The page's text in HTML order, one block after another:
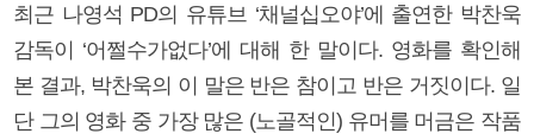
최근 나영석 PD의 유튜브 ‘채널십오야’에 출연한 박찬욱
감독이 ‘어쩔수가없다’에 대해 한 말이다. 영화를 확인해
본 결과, 박찬욱의 이 말은 반은 참이고 반은 거짓이다. 일
단 그의 영화 중 가장 많은 (노골적인) 유머를 머금은 작품